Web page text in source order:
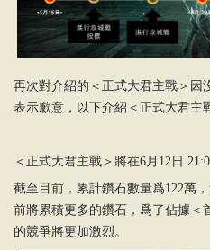
再次對介紹的＜正式大君主戰＞因
表示歉意，以下介紹＜正式大君主
＜正式大君主戰＞將在6月12日
截至目前，累計鑽石數量爲122萬
前將累積更多的鑽石，爲了佔據＜
的競爭將更加激烈。